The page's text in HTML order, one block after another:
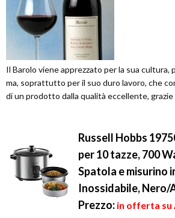
Il Barolo viene apprezzato per la sua cultura,
ma, soprattutto per il suo duro lavoro, che
di un prodotto dalla qualità eccellente, grazie
Russell Hobbs
per 10 tazze, 700
Spatola e misurino
Inossidabile, Nero/
Prezzo: in offerta su